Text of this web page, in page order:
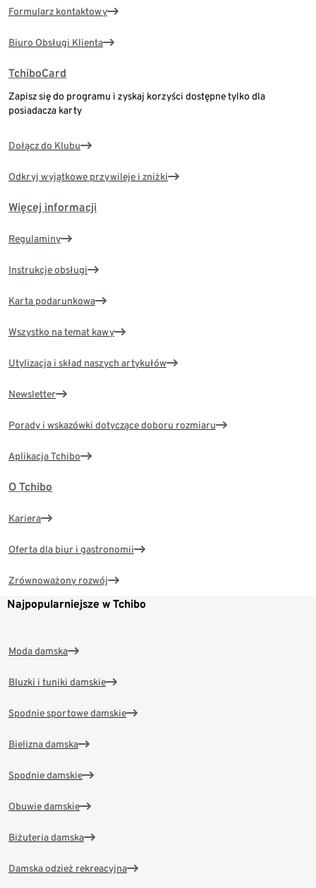
Formularz kontaktowy
Biuro Obsługi Klienta
TchiboCard
Zapisz się do programu i zyskaj korzyści dostępne tylko dla
posiadacza karty
Dołącz do Klubu
Odkryj wyjątkowe przywileje i zniżki
Więcej informacji
Regulaminy
Instrukcje obsługi
Karta podarunkowa
Wszystko na temat kawy
Utylizacja i skład naszych artykułów
Newsletter
Porady i wskazówki dotyczące doboru rozmiaru
Aplikacja Tchibo
O Tchibo
Kariera
Oferta dla biur i gastronomii
Zrównoważony rozwój
Najpopularniejsze w Tchibo
Moda damska
Bluzki i tuniki damskie
Spodnie sportowe damskie
Bielizna damska
Spodnie damskie
Obuwie damskie
Biżuteria damska
Damska odzież rekreacyjna